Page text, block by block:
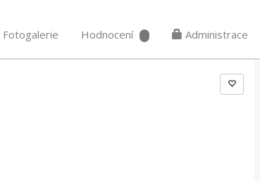
Fotogalerie Hodnocení Administrace